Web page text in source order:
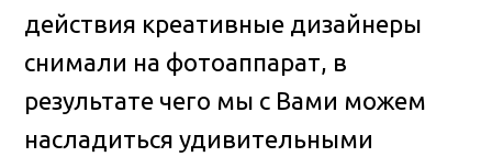
действия креативные дизайнеры
снимали на фотоаппарат, в
результате чего мы с Вами можем
насладиться удивительными